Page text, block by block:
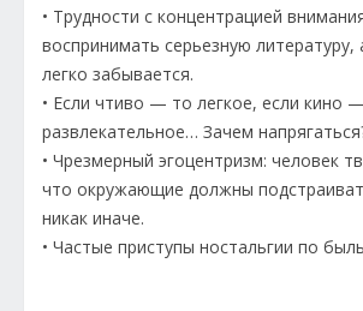
• Трудности с концентрацией
воспринимать серьезную литературу,
легко забывается.
• Если чтиво — то легкое, если кино
развлекательное… Зачем
• Чрезмерный эгоцентризм: человек
что окружающие должны
никак иначе.
• Частые приступы ностальгии по